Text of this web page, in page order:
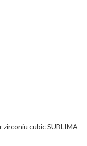
zirconiu cubic SUBLIMA